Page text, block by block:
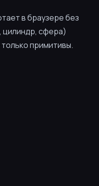
в браузере без
цилиндр, сфера)
примитивы.